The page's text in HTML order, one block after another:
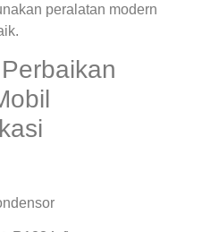
peralatan modern